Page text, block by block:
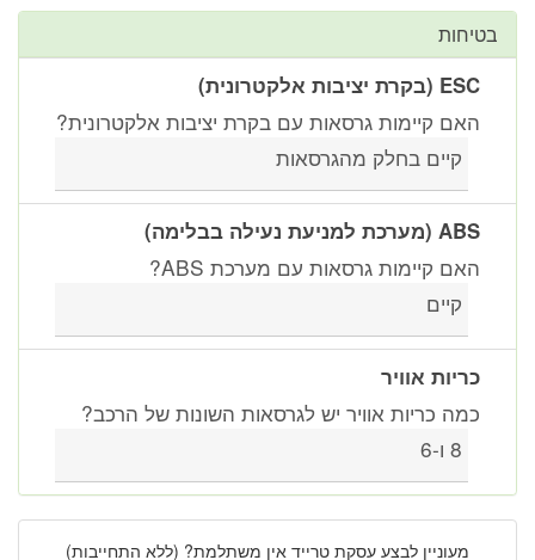
בטיחות
ESC (בקרת יציבות אלקטרונית)
האם קיימות גרסאות עם בקרת יציבות אלקטרונית?
קיים בחלק מהגרסאות
ABS (מערכת למניעת נעילה בבלימה)
האם קיימות גרסאות עם מערכת ABS?
קיים
כריות אוויר
כמה כריות אוויר יש לגרסאות השונות של הרכב?
8 ו-6
מעוניין לבצע עסקת טרייד אין משתלמת? (ללא התחייבות)